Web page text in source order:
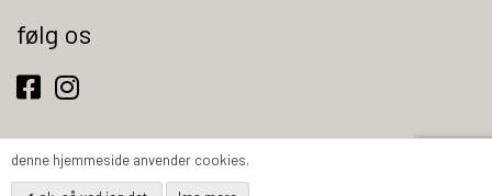
følg os
denne hjemmeside anvender cookies.